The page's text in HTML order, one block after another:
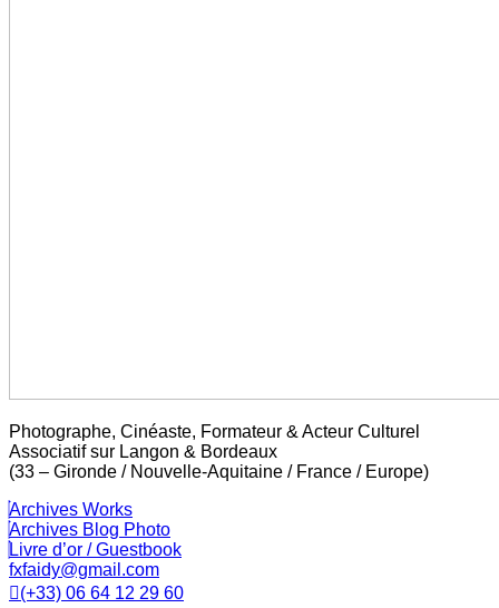
Photographe, Cinéaste, Formateur & Acteur Culturel
Associatif sur Langon & Bordeaux
(33 – Gironde / Nouvelle-Aquitaine / France / Europe)
Archives Works
Archives Blog Photo
Livre d’or / Guestbook
fxfaidy@gmail.com
(+33) 06 64 12 29 60